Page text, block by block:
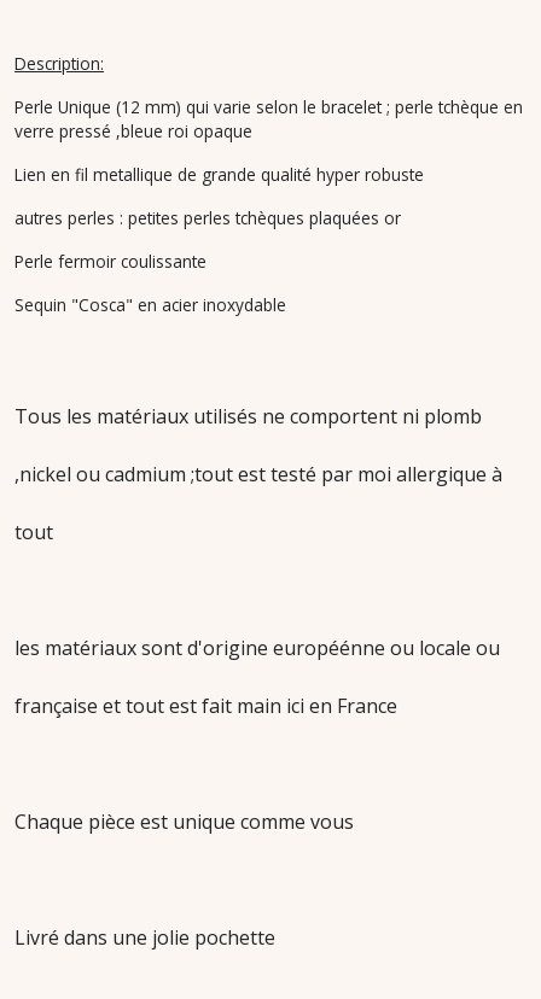
Description:
Perle Unique (12 mm) qui varie selon le bracelet ; perle tchèque en
verre pressé ,bleue roi opaque
Lien en fil metallique de grande qualité hyper robuste
autres perles : petites perles tchèques plaquées or
Perle fermoir coulissante
Sequin "Cosca" en acier inoxydable
Tous les matériaux utilisés ne comportent ni plomb
,nickel ou cadmium ;tout est testé par moi allergique à
tout
les matériaux sont d'origine européénne ou locale ou
française et tout est fait main ici en France
Chaque pièce est unique comme vous
Livré dans une jolie pochette